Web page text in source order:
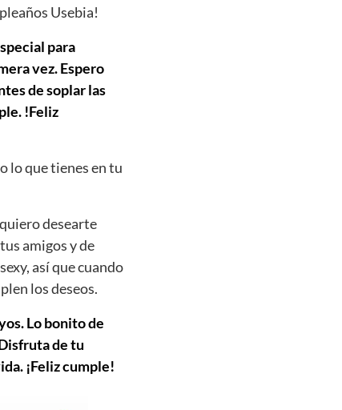
Usebia!
para
vez. Espero
de soplar las
!Feliz
lo que tienes en tu
desearte
amigos y de
así que cuando
los deseos.
Lo bonito de
de tu
¡Feliz cumple!